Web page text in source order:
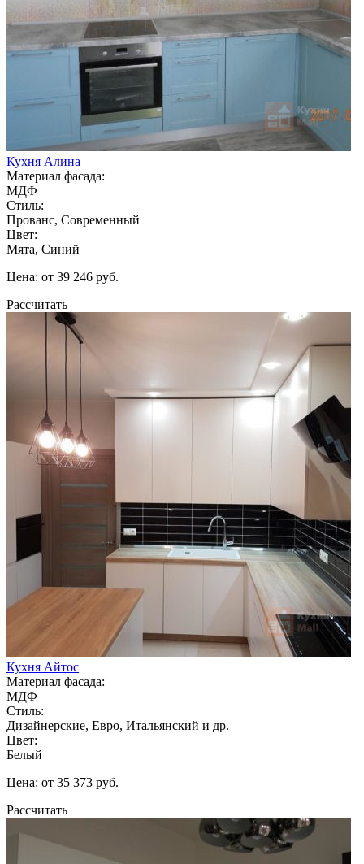
Кухня Алина
Материал фасада:
МДФ
Стиль:
Прованс, Современный
Цвет:
Мята, Синий
Цена: от 39 246 руб.
Рассчитать
Кухня Айтос
Материал фасада:
МДФ
Стиль:
Дизайнерские, Евро, Итальянский и др.
Цвет:
Белый
Цена: от 35 373 руб.
Рассчитать